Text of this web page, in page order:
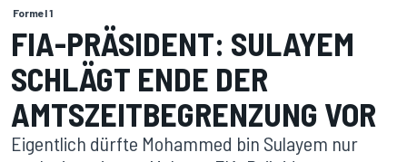
Formel 1
FIA-PRÄSIDENT: SULAYEM
SCHLÄGT ENDE DER
AMTSZEITBEGRENZUNG VOR
Eigentlich dürfte Mohammed bin Sulayem nur